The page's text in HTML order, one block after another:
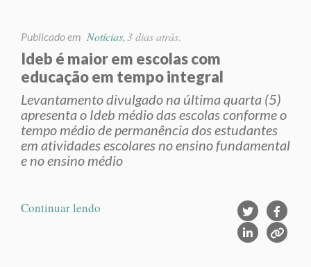
Publicado em Notícias, 3 dias atrás.
Ideb é maior em escolas com
educação em tempo integral
Levantamento divulgado na última quarta (5)
apresenta o Ideb médio das escolas conforme o
tempo médio de permanência dos estudantes
em atividades escolares no ensino fundamental
e no ensino médio
Continuar lendo